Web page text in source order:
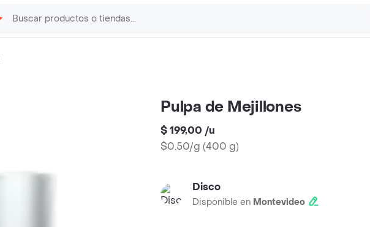
Pulpa de Mejillones
$ 199,00 /u
$0.50/g (400 g)
Disco
Disponible en Montevideo